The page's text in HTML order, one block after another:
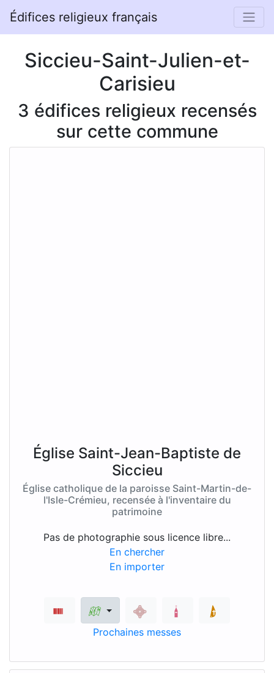
Édifices religieux français
Siccieu-Saint-Julien-et-
Carisieu
3 édifices religieux recensés
sur cette commune
Église Saint-Jean-Baptiste de
Siccieu
Église catholique de la paroisse Saint-Martin-de-
l'Isle-Crémieu, recensée à l'inventaire du
patrimoine
Pas de photographie sous licence libre...
En chercher
En importer
Prochaines messes